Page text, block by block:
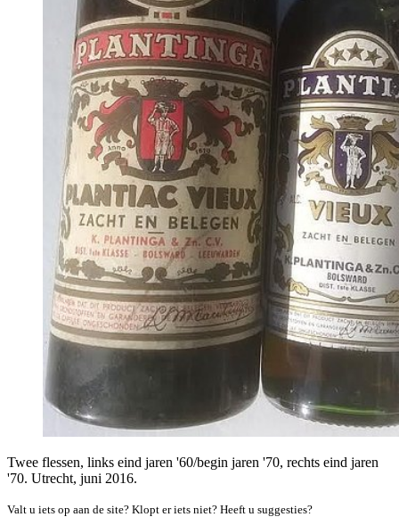
Twee flessen, links eind jaren '60/begin jaren '70, rechts eind jaren
'70. Utrecht, juni 2016.
Valt u iets op aan de site? Klopt er iets niet? Heeft u suggesties?